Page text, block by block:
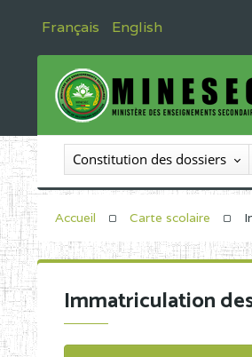
Français English
Constitution des dossiers
Accueil Carte scolaire
Immatriculation